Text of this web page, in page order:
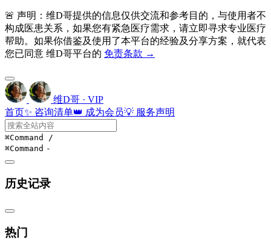
🚨 声明：维D哥提供的信息仅供交流和参考目的，与使用者不
构成医患关系，如果您有紧急医疗需求，请立即寻求专业医疗
帮助。如果你借鉴及使用了本平台的经验及分享方案，就代表
您已同意 维D哥平台的 免责条款 →
维D哥 · VIP
首页✨ 咨询清单👑 成为会员💡 服务声明
⌘Command /
⌘Command -
历史记录
热门